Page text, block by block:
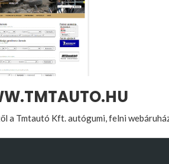
a Tmtautó Kft. autógumi, felni